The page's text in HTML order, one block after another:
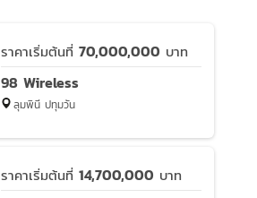
ราคาเริ่มต้นที่ 70,000,000 บาท
98 Wireless
ลุมพินี ปทุมวัน
ราคาเริ่มต้นที่ 14,700,000 บาท